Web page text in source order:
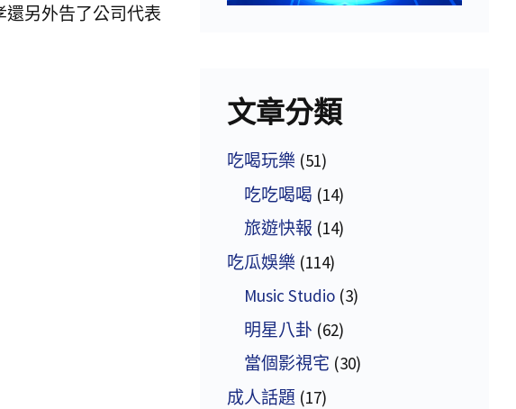
還另外告了公司代表
文章分類
吃喝玩樂 (51)
吃吃喝喝 (14)
旅遊快報 (14)
吃瓜娛樂 (114)
Music Studio (3)
明星八卦 (62)
當個影視宅 (30)
成人話題 (17)